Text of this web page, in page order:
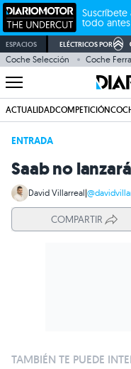
todo
ESPACIOS ELÉCTRICOS POR
Coche Selección Coche
ACTUALIDADCOMPETICIÓN
ENTRADA
Saab no
David Villarreal|
COMPARTIR
TAMBIÉN TE PUEDE